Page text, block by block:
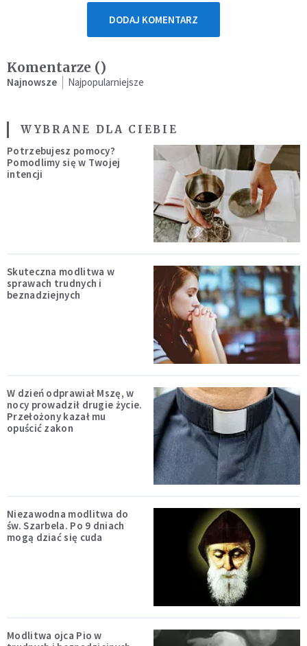
DODAJ KOMENTARZ
Komentarze ()
Najnowsze Najpopularniejsze
WYBRANE DLA CIEBIE
Potrzebujesz pomocy?
Pomodlimy się w Twojej
intencji
Skuteczna modlitwa w
sprawach trudnych i
beznadziejnych
W dzień odprawiał Mszę, w
nocy prowadził drugie życie.
Przełożony kazał mu
opuścić zakon
Niezawodna modlitwa do
św. Szarbela. Po 9 dniach
mogą dziać się cuda
Modlitwa ojca Pio w